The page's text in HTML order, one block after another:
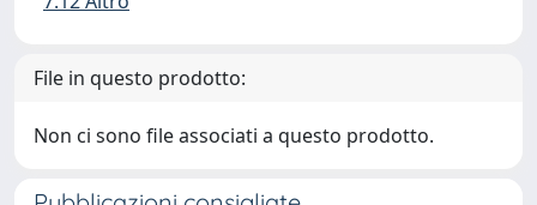
File in questo prodotto:
Non ci sono file associati a questo prodotto.